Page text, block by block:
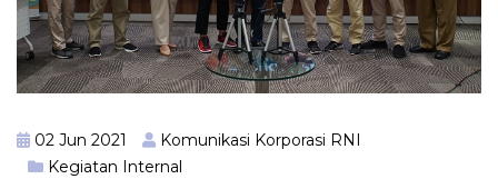
02 Jun 2021
Komunikasi Korporasi RNI
Kegiatan Internal